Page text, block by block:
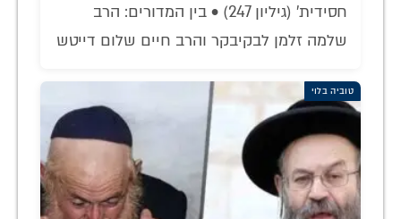
חסידית' (גיליון 247) • בין המדורים: הרב
שלמה זלמן לבקיבקר והרב חיים שלום דייטש
טוביה בלוי